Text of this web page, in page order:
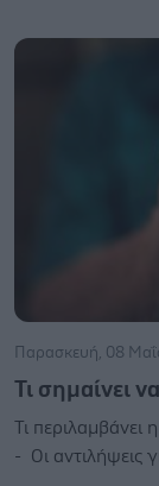
Παρασκευή, 08
Τι σημαίνει
Τι
- Οι αντιλήψεις